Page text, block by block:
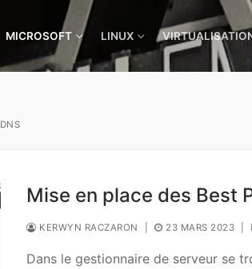
MICROSOFT LINUX
DNS
Mise en place des Best
KERWYN RACZARON 23 MARS 2023
Dans le gestionnaire de serveur se